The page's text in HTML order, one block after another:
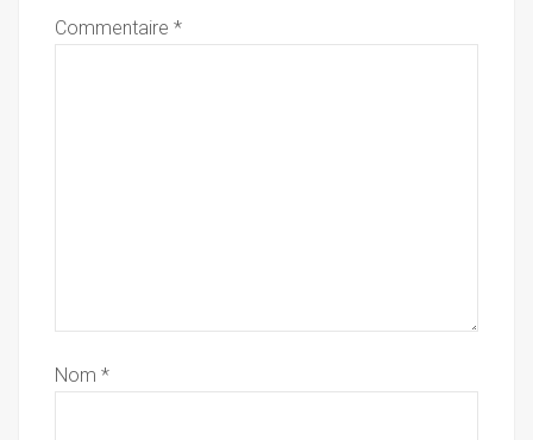
Commentaire *
Nom *